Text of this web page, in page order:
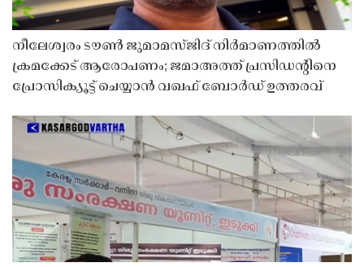
നീലേശ്വരം ടൗൺ ജുമാമസ്ജിദ് നിർമാണത്തിൽ
ക്രമക്കേട് ആരോപണം; ജമാഅത്ത് പ്രസിഡന്റിനെ
പ്രോസിക്യൂട്ട് ചെയ്യാൻ വഖഫ് ബോർഡ് ഉത്തരവ്